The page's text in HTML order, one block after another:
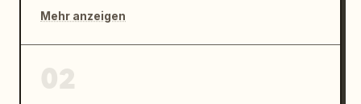
Mehr anzeigen